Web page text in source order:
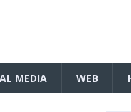
MEDIA WEB